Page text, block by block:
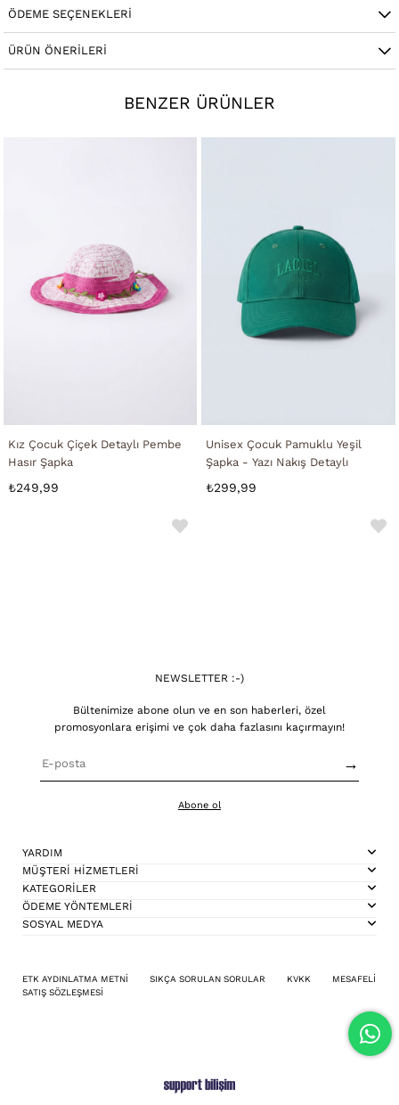
ÖDEME SEÇENEKLERI
ÜRÜN ÖNERILERI
BENZER ÜRÜNLER
Kız Çocuk Çiçek Detaylı Pembe
Hasır Şapka
₺249,99
Unisex Çocuk Pamuklu Yeşil
Şapka - Yazı Nakış Detaylı
₺299,99
NEWSLETTER :-)
Bültenimize abone olun ve en son haberleri, özel
promosyonlara erişimi ve çok daha fazlasını kaçırmayın!
→
Abone ol
YARDIM
MÜŞTERİ HİZMETLERİ
KATEGORİLER
ÖDEME YÖNTEMLERİ
SOSYAL MEDYA
ETK AYDINLATMA METNİ SIKÇA SORULAN SORULAR KVKK
MESAFELİ
SATIŞ SÖZLEŞMESİ